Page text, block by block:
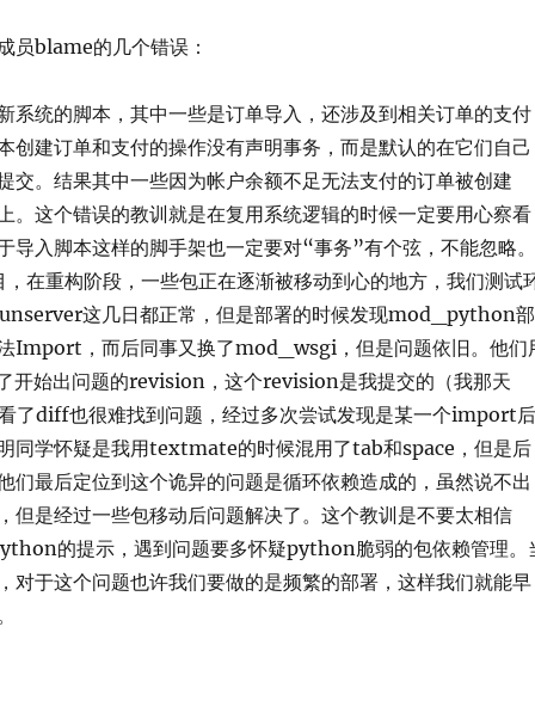
员blame的几个错误：
系统的脚本，其中一些是订单导入，还涉及到相关订单的支付
创建订单和支付的操作没有声明事务，而是默认的在它们自己
交。结果其中一些因为帐户余额不足无法支付的订单被创建
。这个错误的教训就是在复用系统逻辑的时候一定要用心察看
导入脚本这样的脚手架也一定要对“事务”有个弦，不能忽略。
在重构阶段，一些包正在逐渐被移动到心的地方，我们测试
这几日都正常，但是部署的时候发现mod_python部
Import，而后同事又换了mod_wsgi，但是问题依旧。他们
开始出问题的revision，这个revision是我提交的（我那天
了diff也很难找到问题，经过多次尝试发现是某一个import后
同学怀疑是我用textmate的时候混用了tab和space，但是后
们最后定位到这个诡异的问题是循环依赖造成的，虽然说不出
但是经过一些包移动后问题解决了。这个教训是不要太相信
的提示，遇到问题要多怀疑python脆弱的包依赖管理。
对于这个问题也许我们要做的是频繁的部署，这样我们就能早